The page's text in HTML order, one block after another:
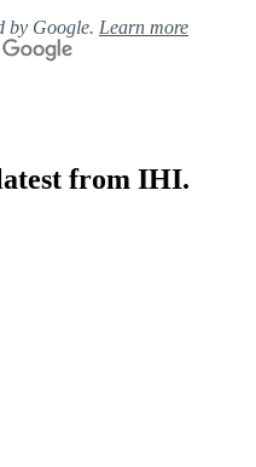
by Google. Learn more
from IHI.